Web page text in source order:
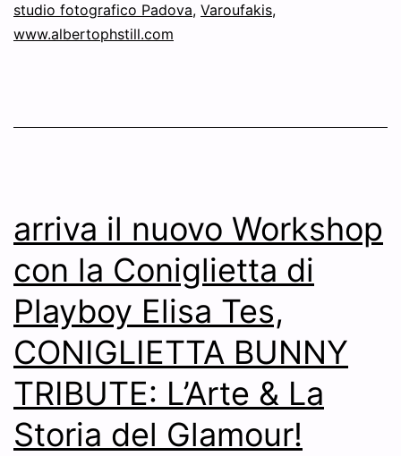
studio fotografico Padova, Varoufakis,
www.albertophstill.com
arriva il nuovo Workshop
con la Coniglietta di
Playboy Elisa Tes,
CONIGLIETTA BUNNY
TRIBUTE: L’Arte & La
Storia del Glamour!